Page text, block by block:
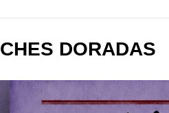
DORADAS